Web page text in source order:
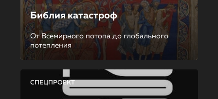
Библия катастроф
От Всемирного потопа до глобального
потепления
СПЕЦПРОЕКТ